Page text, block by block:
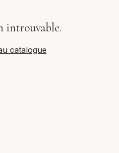
introuvable.
catalogue